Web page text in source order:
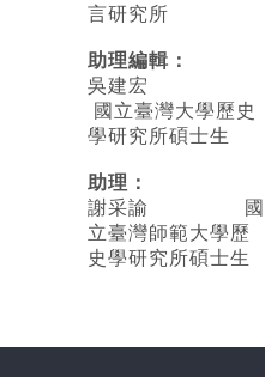
言研究所
助理編輯：
吳建宏
國立臺灣大學歷史
學研究所碩士生
助理：
謝采諭
國
立臺灣師範大學歷
史學研究所碩士生